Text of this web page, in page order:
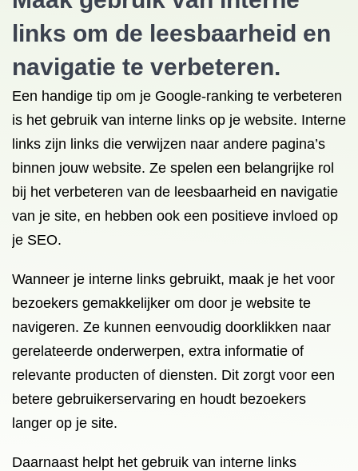
links om de leesbaarheid en
navigatie te verbeteren.
Een handige tip om je Google-ranking te verbeteren
is het gebruik van interne links op je website. Interne
links zijn links die verwijzen naar andere pagina’s
binnen jouw website. Ze spelen een belangrijke rol
bij het verbeteren van de leesbaarheid en navigatie
van je site, en hebben ook een positieve invloed op
je SEO.
Wanneer je interne links gebruikt, maak je het voor
bezoekers gemakkelijker om door je website te
navigeren. Ze kunnen eenvoudig doorklikken naar
gerelateerde onderwerpen, extra informatie of
relevante producten of diensten. Dit zorgt voor een
betere gebruikerservaring en houdt bezoekers
langer op je site.
Daarnaast helpt het gebruik van interne links